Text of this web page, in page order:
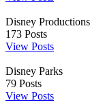
Disney Productions
173 Posts
View Posts
Disney Parks
79 Posts
View Posts